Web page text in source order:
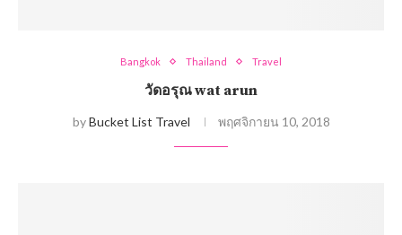
Bangkok Thailand Travel
วัดอรุณ wat arun
byBucket List Travel พฤศจิกายน 10, 2018